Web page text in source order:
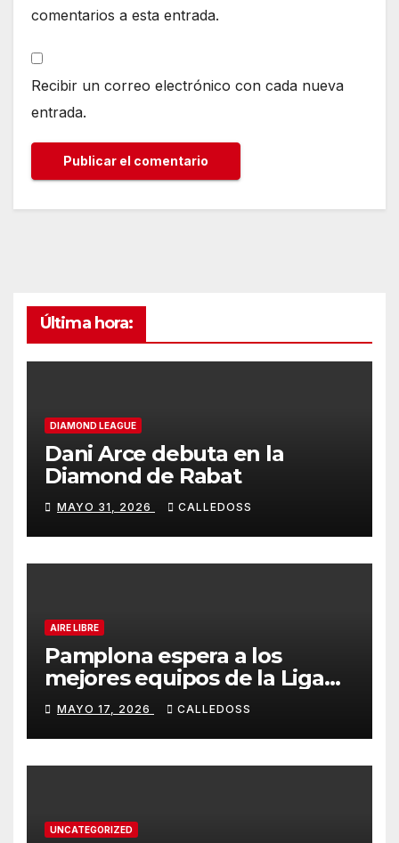
comentarios a esta entrada.
Recibir un correo electrónico con cada nueva
entrada.
Última hora:
DIAMOND LEAGUE
Dani Arce debuta en la
Diamond de Rabat
MAYO 31, 2026 CALLEDOSS
AIRE LIBRE
Pamplona espera a los
mejores equipos de la Liga
Joma e Iberdrola
MAYO 17, 2026 CALLEDOSS
UNCATEGORIZED